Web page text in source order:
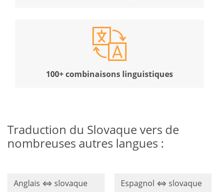
100+ combinaisons linguistiques
Traduction du Slovaque vers de
nombreuses autres langues :
Anglais ⇔ slovaque Espagnol ⇔ slovaque